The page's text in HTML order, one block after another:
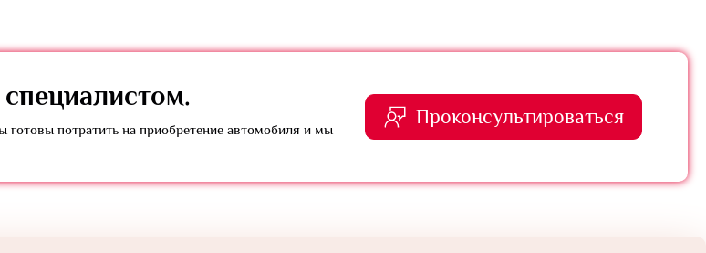
специалистом.
потратить на приобретение автомобиля и мы
Проконсультироваться